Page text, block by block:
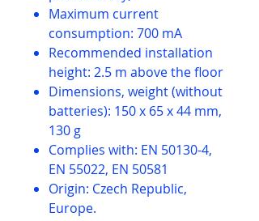
Maximum current
consumption: 700 mA
Recommended installation
height: 2.5 m above the floor
Dimensions, weight (without
batteries): 150 x 65 x 44 mm,
130 g
Complies with: EN 50130-4,
EN 55022, EN 50581
Origin: Czech Republic,
Europe.